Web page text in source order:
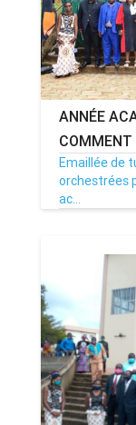
ANNÉE
COMMENT
Emaillée de
orchestrées
ac...